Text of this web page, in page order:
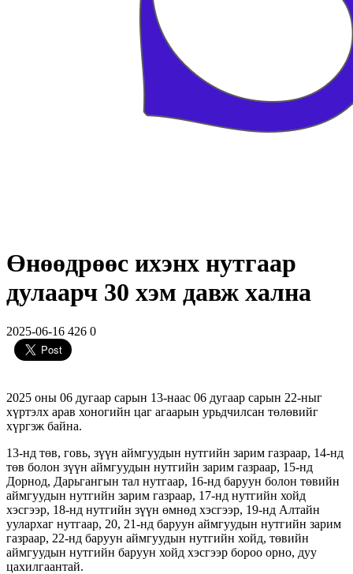
Өнөөдрөөс ихэнх нутгаар
дулаарч 30 хэм давж хална
2025-06-16 426 0
2025 оны 06 дугаар сарын 13-наас 06 дугаар сарын 22-ныг
хүртэлх арав хоногийн цаг агаарын урьдчилсан төлөвийг
хүргэж байна.
13-нд төв, говь, зүүн аймгуудын нутгийн зарим газраар, 14-нд
төв болон зүүн аймгуудын нутгийн зарим газраар, 15-нд
Дорнод, Дарьгангын тал нутгаар, 16-нд баруун болон төвийн
аймгуудын нутгийн зарим газраар, 17-нд нутгийн хойд
хэсгээр, 18-нд нутгийн зүүн өмнөд хэсгээр, 19-нд Алтайн
уулархаг нутгаар, 20, 21-нд баруун аймгуудын нутгийн зарим
газраар, 22-нд баруун аймгуудын нутгийн хойд, төвийн
аймгуудын нутгийн баруун хойд хэсгээр бороо орно, дуу
цахилгаантай.